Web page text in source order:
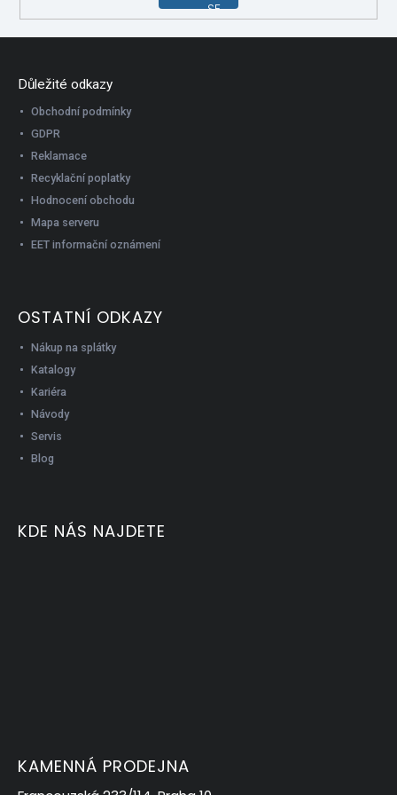
SE
Důležité odkazy
Obchodní podmínky
GDPR
Reklamace
Recyklační poplatky
Hodnocení obchodu
Mapa serveru
EET informační oznámení
OSTATNÍ ODKAZY
Nákup na splátky
Katalogy
Kariéra
Návody
Servis
Blog
KDE NÁS NAJDETE
KAMENNÁ PRODEJNA